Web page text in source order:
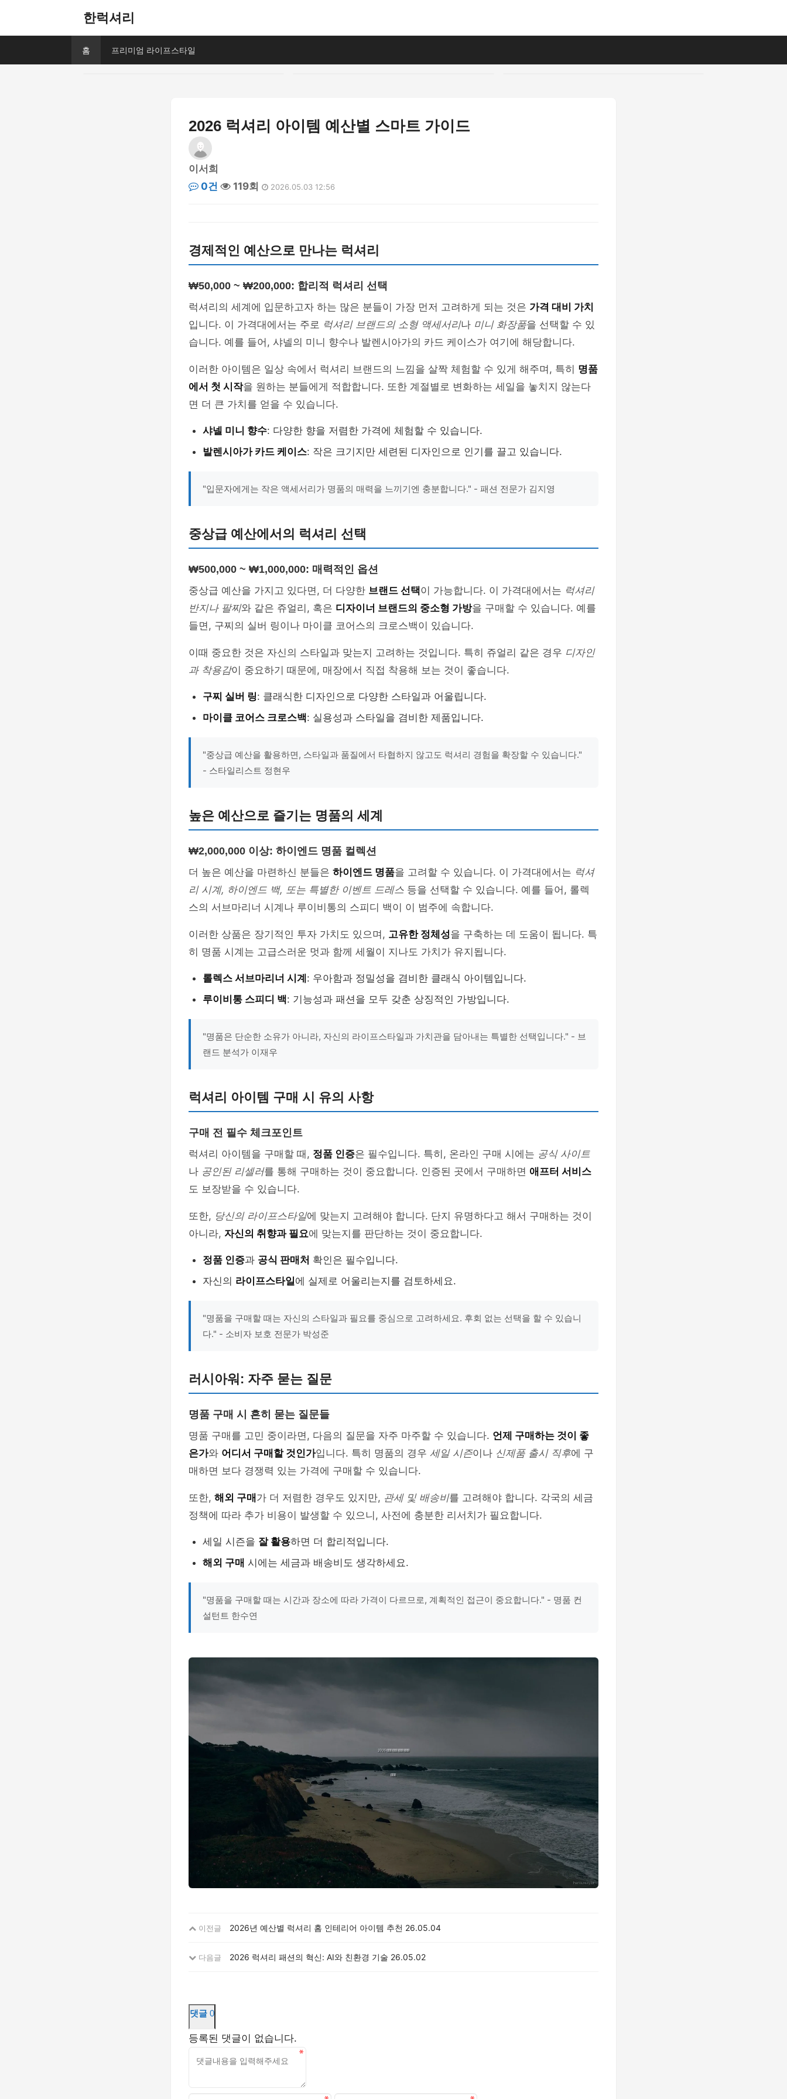
한럭셔리
홈 프리미엄 라이프스타일
2026 럭셔리 아이템 예산별 스마트 가이드
이서희
0건
119회 2026.05.03 12:56
경제적인 예산으로 만나는 럭셔리
₩50,000 ~ ₩200,000: 합리적 럭셔리 선택
럭셔리의 세계에 입문하고자 하는 많은 분들이 가장 먼저 고려하게 되는 것은 가격 대비 가치
입니다. 이 가격대에서는 주로 럭셔리 브랜드의 소형 액세서리나 미니 화장품을 선택할 수 있
습니다. 예를 들어, 샤넬의 미니 향수나 발렌시아가의 카드 케이스가 여기에 해당합니다.
이러한 아이템은 일상 속에서 럭셔리 브랜드의 느낌을 살짝 체험할 수 있게 해주며, 특히 명품
에서 첫 시작을 원하는 분들에게 적합합니다. 또한 계절별로 변화하는 세일을 놓치지 않는다
면 더 큰 가치를 얻을 수 있습니다.
샤넬 미니 향수: 다양한 향을 저렴한 가격에 체험할 수 있습니다.
발렌시아가 카드 케이스: 작은 크기지만 세련된 디자인으로 인기를 끌고 있습니다.
"입문자에게는 작은 액세서리가 명품의 매력을 느끼기엔 충분합니다." - 패션 전문가 김지영
중상급 예산에서의 럭셔리 선택
₩500,000 ~ ₩1,000,000: 매력적인 옵션
중상급 예산을 가지고 있다면, 더 다양한 브랜드 선택이 가능합니다. 이 가격대에서는 럭셔리
반지나 팔찌와 같은 쥬얼리, 혹은 디자이너 브랜드의 중소형 가방을 구매할 수 있습니다. 예를
들면, 구찌의 실버 링이나 마이클 코어스의 크로스백이 있습니다.
이때 중요한 것은 자신의 스타일과 맞는지 고려하는 것입니다. 특히 쥬얼리 같은 경우 디자인
과 착용감이 중요하기 때문에, 매장에서 직접 착용해 보는 것이 좋습니다.
구찌 실버 링: 클래식한 디자인으로 다양한 스타일과 어울립니다.
마이클 코어스 크로스백: 실용성과 스타일을 겸비한 제품입니다.
"중상급 예산을 활용하면, 스타일과 품질에서 타협하지 않고도 럭셔리 경험을 확장할 수 있습니다."
- 스타일리스트 정현우
높은 예산으로 즐기는 명품의 세계
₩2,000,000 이상: 하이엔드 명품 컬렉션
더 높은 예산을 마련하신 분들은 하이엔드 명품을 고려할 수 있습니다. 이 가격대에서는 럭셔
리 시계, 하이엔드 백, 또는 특별한 이벤트 드레스 등을 선택할 수 있습니다. 예를 들어, 롤렉
스의 서브마리너 시계나 루이비통의 스피디 백이 이 범주에 속합니다.
이러한 상품은 장기적인 투자 가치도 있으며, 고유한 정체성을 구축하는 데 도움이 됩니다. 특
히 명품 시계는 고급스러운 멋과 함께 세월이 지나도 가치가 유지됩니다.
롤렉스 서브마리너 시계 : 우아함과 정밀성을 겸비한 클래식 아이템입니다.
루이비통 스피디 백: 기능성과 패션을 모두 갖춘 상징적인 가방입니다.
"명품은 단순한 소유가 아니라, 자신의 라이프스타일과 가치관을 담아내는 특별한 선택입니다." - 브
랜드 분석가 이재우
럭셔리 아이템 구매 시 유의 사항
구매 전 필수 체크포인트
럭셔리 아이템을 구매할 때, 정품 인증은 필수입니다. 특히, 온라인 구매 시에는 공식 사이트
나 공인된 리셀러를 통해 구매하는 것이 중요합니다. 인증된 곳에서 구매하면 애프터 서비스
도 보장받을 수 있습니다.
또한, 당신의 라이프스타일에 맞는지 고려해야 합니다. 단지 유명하다고 해서 구매하는 것이
아니라, 자신의 취향과 필요에 맞는지를 판단하는 것이 중요합니다.
정품 인증과 공식 판매처 확인은 필수입니다.
자신의 라이프스타일에 실제로 어울리는지를 검토하세요.
"명품을 구매할 때는 자신의 스타일과 필요를 중심으로 고려하세요. 후회 없는 선택을 할 수 있습니
다." - 소비자 보호 전문가 박성준
러시아워: 자주 묻는 질문
명품 구매 시 흔히 묻는 질문들
명품 구매를 고민 중이라면, 다음의 질문을 자주 마주할 수 있습니다. 언제 구매하는 것이 좋
은가와 어디서 구매할 것인가입니다. 특히 명품의 경우 세일 시즌이나 신제품 출시 직후에 구
매하면 보다 경쟁력 있는 가격에 구매할 수 있습니다.
또한, 해외 구매 가 더 저렴한 경우도 있지만, 관세 및 배송비를 고려해야 합니다. 각국의 세금
정책에 따라 추가 비용이 발생할 수 있으니, 사전에 충분한 리서치가 필요합니다.
세일 시즌을 잘 활용하면 더 합리적입니다.
해외 구매 시에는 세금과 배송비도 생각하세요.
"명품을 구매할 때는 시간과 장소에 따라 가격이 다르므로, 계획적인 접근이 중요합니다." - 명품 컨
설턴트 한수연
이전글 2026년 예산별 럭셔리 홈 인테리어 아이템 추천 26.05.04
다음글 2026 럭셔리 패션의 혁신: AI와 친환경 기술 26.05.02
댓글 0
등록된 댓글이 없습니다.